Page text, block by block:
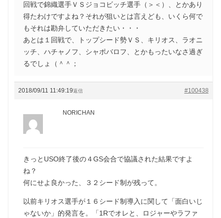
回戦で錦織選手ＶＳジョコビッチ選手（＞＜）、とかあり
得たわけですよね？それが狙いとは言えども、いくら何で
もそれは勘弁していただきたい・・・
あとは１回戦で、トップシード勢ＶＳ、キリオス、ラオニ
ッチ、ハチャノフ、シャポバロフ、とかもったいなさ過ぎ
るでしょ（＾＾；
2018/09/11 11:49:19 #100438
返信
NORICHAN
きっとUSO終了後の４GS会合で協議された結果ですよ
ね？
何にせよ良かった、３２シード制が残って。
以前キリオス選手が１６シード制導入に関して「面白いじ
ゃないか」的発言を。「1Rでオレと、ロジャーやラファ